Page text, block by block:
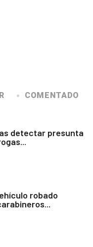
COMENTADO
detectar presunta
robado